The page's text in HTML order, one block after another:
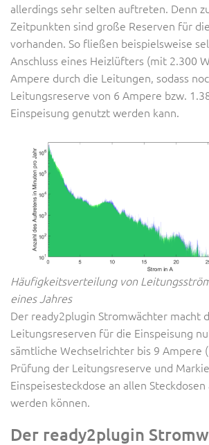
allerdings sehr selten auftreten. Denn
Zeitpunkten sind große Reserven für
vorhanden. So fließen beispielsweise
Anschluss eines Heizlüfters (mit 2.300
Ampere durch die Leitungen, sodass
Leitungsreserve von 6 Ampere bzw.
Einspeisung genutzt werden kann.
Häufigkeitsverteilung von
eines Jahres
Der ready2plugin Stromwächter macht
Leitungsreserven für die Einspeisung
sämtliche Wechselrichter bis 9 Ampere
Prüfung der Leitungsreserve und
Einspeisesteckdose an allen Steckdosen
werden können.
Der ready2plugin